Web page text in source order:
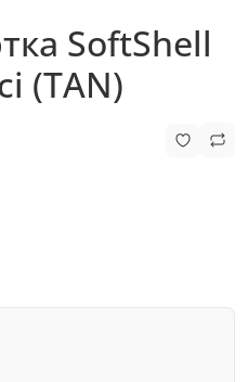
SoftShell
(TAN)